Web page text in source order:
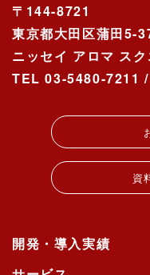
ス
なお、電話番
のご連絡が取
用します。
お問い合
いただく
個人情報の第
人情報は第三
〒144-8721
東京都大田区蒲田5-
ニッセイ アロマ ス
TEL 03-5480-7211
資
開発・導入実績